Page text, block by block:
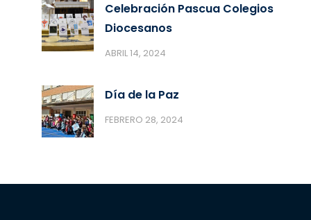
Celebración Pascua Colegios
Diocesanos
ABRIL 14, 2024
Día de la Paz
FEBRERO 28, 2024